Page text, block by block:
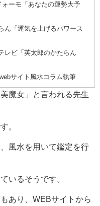
ォーモ「あなたの運勢大予
ん「運気を上げるパワース
レビ「英太郎のかたらん
サイト風水コラム執筆
魔女」と言われる先生
。
風水を用いて鑑定を行
いるそうです。
あり、WEBサイトから